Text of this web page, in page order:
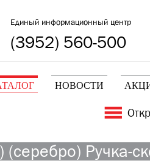
Единый информационный центр
(3952) 560-500
НОВОСТИ
(серебро) Ручка-